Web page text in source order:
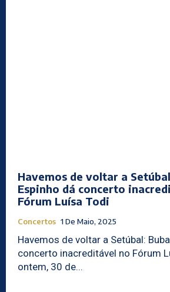
Havemos de voltar a
Espinho dá concerto
Fórum Luísa Todi
Concertos 1 De Maio, 2025
Havemos de voltar a Setúbal:
concerto inacreditável no Fórum
ontem, 30 de...